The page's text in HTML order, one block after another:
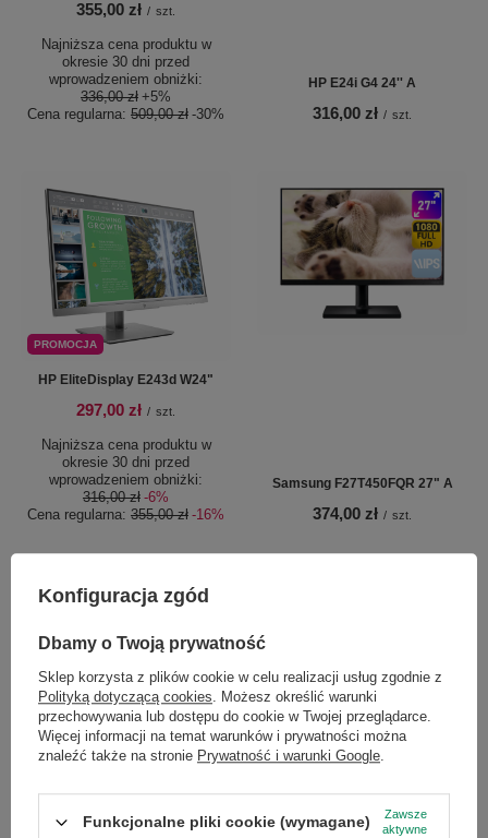
355,00 zł / szt.
Najniższa cena produktu w
okresie 30 dni przed
wprowadzeniem obniżki:
336,00 zł +5%
Cena regularna: 509,00 zł -30%
HP E24i G4 24'' A
316,00 zł / szt.
PROMOCJA
HP EliteDisplay E243d W24"
297,00 zł / szt.
Najniższa cena produktu w
okresie 30 dni przed
wprowadzeniem obniżki:
316,00 zł -6%
Cena regularna: 355,00 zł -16%
Samsung F27T450FQR 27" A
374,00 zł / szt.
299,00 zł
Lenovo ThinkVision S27q-10 27''
380,00 zł
Konfiguracja zgód
Dbamy o Twoją prywatność
Sklep korzysta z plików cookie w celu realizacji usług zgodnie z
Polityką dotyczącą cookies. Możesz określić warunki
przechowywania lub dostępu do cookie w Twojej przeglądarce.
Więcej informacji na temat warunków i prywatności można
znaleźć także na stronie Prywatność i warunki Google.
Funkcjonalne pliki cookie (wymagane)
Zawsze
aktywne